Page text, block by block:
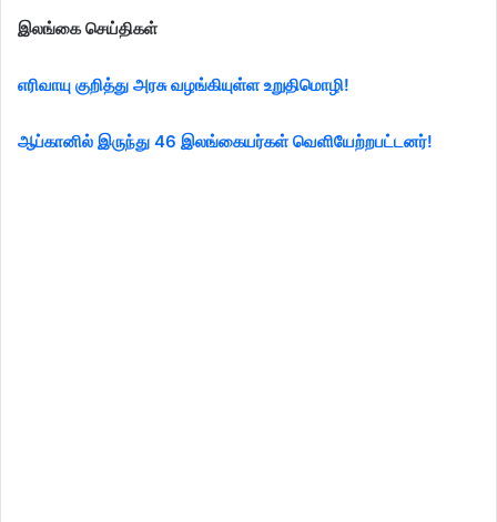
இலங்கை செய்திகள்
எரிவாயு குறித்து அரசு வழங்கியுள்ள உறுதிமொழி!
ஆப்கானில் இருந்து 46 இலங்கையர்கள் வெளியேற்றபட்டனர்!